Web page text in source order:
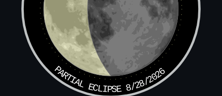
PARTIAL ECLIPSE 8/28/2026